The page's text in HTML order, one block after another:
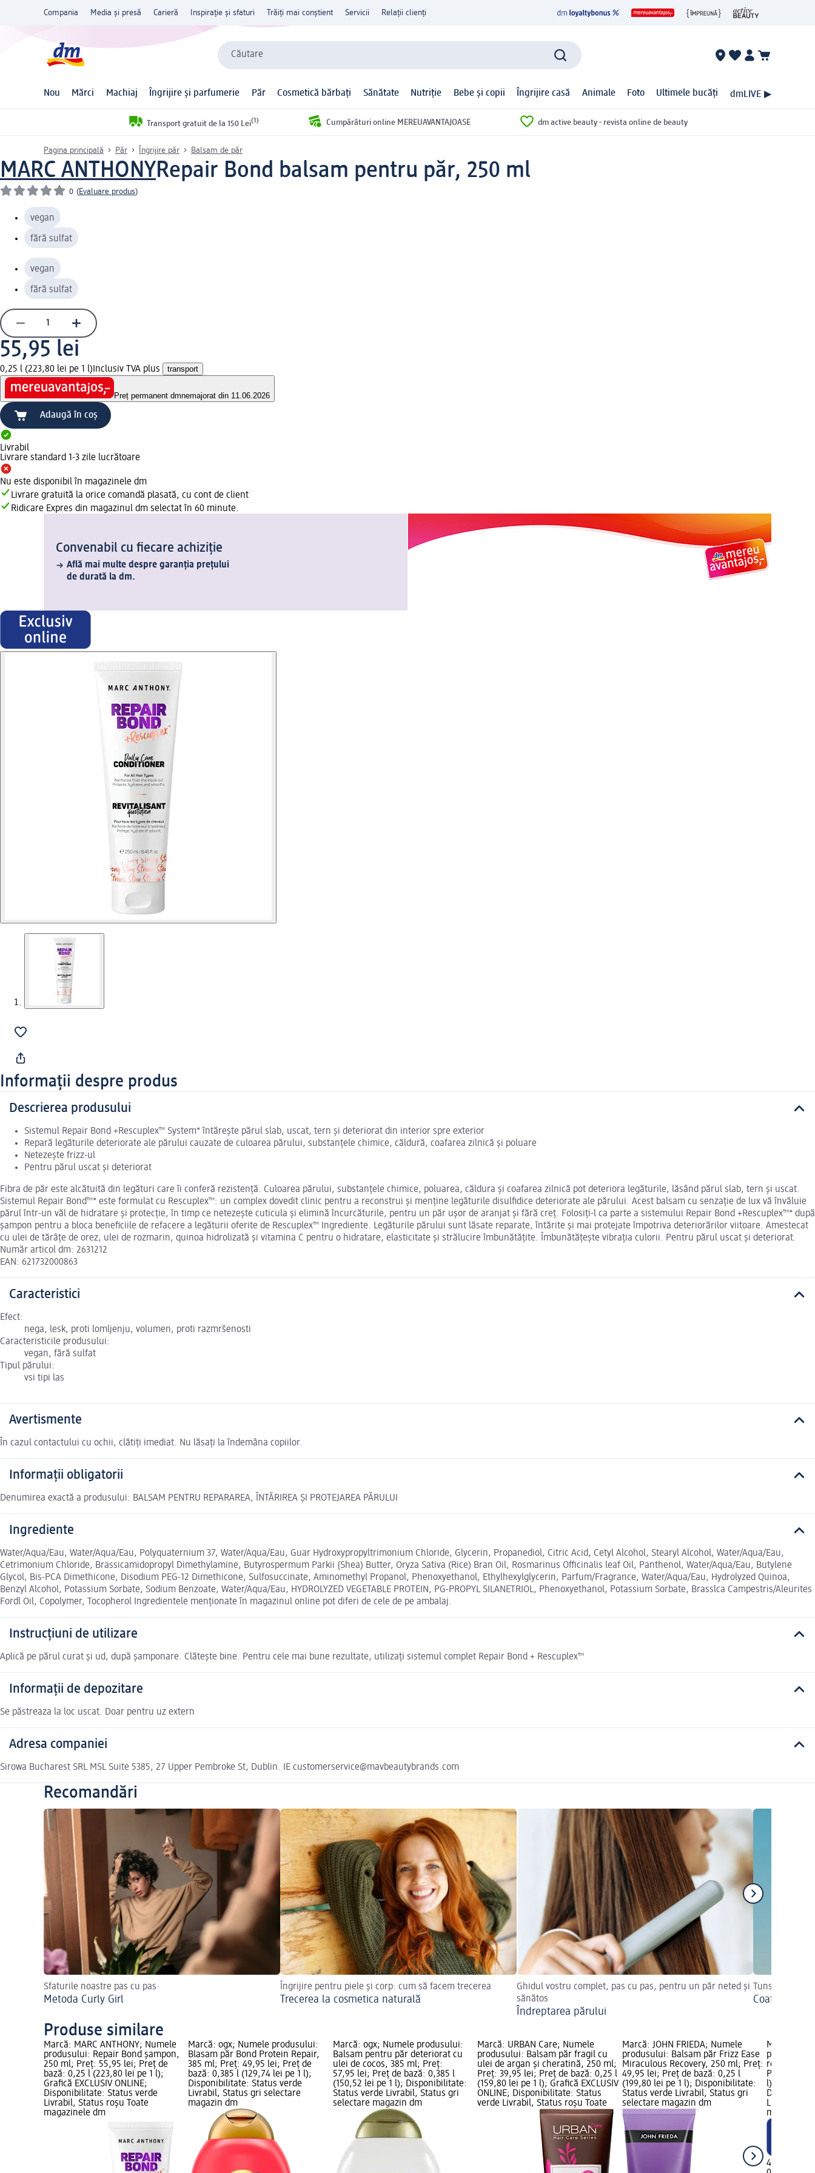
Compania Media și presă Carieră Inspirație și sfaturi Trăiți mai conștient Servicii Relații clienți
Căutare
Nou Mărci Machiaj Îngrijire și parfumerie Păr Cosmetică bărbați Sănătate Nutriție Bebe și copii Îngrijire casă Animale Foto Ultimele bucăți dmLIVE ▶
Transport gratuit de la 150 Lei(1) Cumpărături online MEREUAVANTAJOASE dm active beauty - revista online de beauty
Pagina principală Păr Îngrijire păr Balsam de păr
MARC ANTHONYRepair Bond balsam pentru păr, 250 ml
0 (Evaluare produs)
vegan
fără sulfat
vegan
fără sulfat
55,95 lei
0,25 l (223,80 lei pe 1 l) Inclusiv TVA plus transport
Preț permanent dmnemajorat din 11.06.2026
Adaugă în coș
Livrabil
Livrare standard 1-3 zile lucrătoare
Nu este disponibil în magazinele dm
Livrare gratuită la orice comandă plasată, cu cont de client
Ridicare Expres din magazinul dm selectat în 60 minute.
Convenabil cu fiecare achiziție
Află mai multe despre garanția prețului
de durată la dm.
Informații despre produs
Descrierea produsului
Sistemul Repair Bond +Rescuplex™ System* întărește părul slab, uscat, tern și deteriorat din interior spre exterior
Repară legăturile deteriorate ale părului cauzate de culoarea părului, substanțele chimice, căldură, coafarea zilnică și poluare
Netezește frizz-ul
Pentru părul uscat și deteriorat
Fibra de păr este alcătuită din legături care îi conferă rezistență. Culoarea părului, substanțele chimice, poluarea, căldura și coafarea zilnică pot deteriora legăturile, lăsând părul slab, tern și uscat.
Sistemul Repair Bond™* este formulat cu Rescuplex™: un complex dovedit clinic pentru a reconstrui și menține legăturile disulfidice deteriorate ale părului. Acest balsam cu senzație de lux vă învăluie
părul într-un văl de hidratare și protecție, în timp ce netezește cuticula și elimină încurcăturile, pentru un păr ușor de aranjat și fără creț. Folosiți-l ca parte a sistemului Repair Bond +Rescuplex™* după
șampon pentru a bloca beneficiile de refacere a legăturii oferite de Rescuplex™ Ingrediente. Legăturile părului sunt lăsate reparate, întărite și mai protejate împotriva deteriorărilor viitoare. Amestecat
cu ulei de tărâțe de orez, ulei de rozmarin, quinoa hidrolizată și vitamina C pentru o hidratare, elasticitate și strălucire îmbunătățite. Îmbunătățește vibrația culorii. Pentru părul uscat și deteriorat.
Număr articol dm: 2631212
EAN: 621732000863
Caracteristici
Efect:
nega, lesk, proti lomljenju, volumen, proti razmršenosti
Caracteristicile produsului:
vegan, fără sulfat
Tipul părului:
vsi tipi las
Avertismente
În cazul contactului cu ochii, clătiți imediat. Nu lăsați la îndemâna copiilor.
Informații obligatorii
Denumirea exactă a produsului: BALSAM PENTRU REPARAREA, ÎNTĂRIREA ȘI PROTEJAREA PĂRULUI
Ingrediente
Water/Aqua/Eau, Water/Aqua/Eau, Polyquaternium 37, Water/Aqua/Eau, Guar Hydroxypropyltrimonium Chloride, Glycerin, Propanediol, Citric Acid, Cetyl Alcohol, Stearyl Alcohol, Water/Aqua/Eau,
Cetrimonium Chloride, Brassicamidopropyl Dimethylamine, Butyrospermum Parkii {Shea) Butter, Oryza Sativa (Rice) Bran Oil, Rosmarinus Officinalis leaf Oil, Panthenol, Water/Aqua/Eau, Butylene
Glycol, Bis-PCA Dimethicone, Disodium PEG-12 Dimethicone, Sulfosuccinate, Aminomethyl Propanol, Phenoxyethanol, Ethylhexylglycerin, Parfum/Fragrance, Water/Aqua/Eau, Hydrolyzed Quinoa,
Benzyl Alcohol, Potassium Sorbate, Sodium Benzoate, Water/Aqua/Eau, HYDROLYZED VEGETABLE PROTEIN, PG-PROPYL SILANETRIOL, Phenoxyethanol, Potassium Sorbate, Brasslca Campestris/Aleurites
Fordl Oil, Copolymer, Tocopherol Ingredientele menționate în magazinul online pot diferi de cele de pe ambalaj.
Instrucțiuni de utilizare
Aplică pe părul curat și ud, după șamponare. Clătește bine. Pentru cele mai bune rezultate, utilizați sistemul complet Repair Bond + Rescuplex™
Informații de depozitare
Se păstreaza la loc uscat. Doar pentru uz extern
Adresa companiei
Sirowa Bucharest SRL MSL Suite 5385, 27 Upper Pembroke St, Dublin. IE customerservice@mavbeautybrands.com
Recomandări
Sfaturile noastre pas cu pas
Metoda Curly Girl
Îngrijire pentru piele și corp: cum să facem trecerea
Trecerea la cosmetica naturală
Ghidul vostru complet, pas cu pas, pentru un păr neted și
sănătos
Îndreptarea părului
Tunsori
Coafuri cu
Produse similare
Marcă: MARC ANTHONY; Numele
produsului: Repair Bond șampon,
250 ml; Preț: 55,95 lei; Preț de
bază: 0,25 l (223,80 lei pe 1 l);
Grafică EXCLUSIV ONLINE;
Disponibilitate: Status verde
Livrabil, Status roșu Toate
magazinele dm
Marcă: ogx; Numele produsului:
Blasam păr Bond Protein Repair,
385 ml; Preț: 49,95 lei; Preț de
bază: 0,385 l (129,74 lei pe 1 l);
Disponibilitate: Status verde
Livrabil, Status gri selectare
magazin dm
Marcă: ogx; Numele produsului:
Balsam pentru păr deteriorat cu
ulei de cocos, 385 ml; Preț:
57,95 lei; Preț de bază: 0,385 l
(150,52 lei pe 1 l); Disponibilitate:
Status verde Livrabil, Status gri
selectare magazin dm
Marcă: URBAN Care; Numele
produsului: Balsam păr fragil cu
ulei de argan și cheratină, 250 ml;
Preț: 39,95 lei; Preț de bază: 0,25 l
(159,80 lei pe 1 l); Grafică EXCLUSIV
ONLINE; Disponibilitate: Status
verde Livrabil, Status roșu Toate
Marcă: JOHN FRIEDA; Numele
produsului: Balsam păr Frizz Ease
Miraculous Recovery, 250 ml; Preț:
49,95 lei; Preț de bază: 0,25 l
(199,80 lei pe 1 l); Disponibilitate:
Status verde Livrabil, Status gri
selectare magazin dm
Marcă:
produsului:
reparator,
Preț de
l); Grafică
Livrabil,
magazinele
49,95 lei